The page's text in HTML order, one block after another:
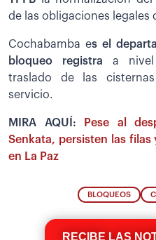
de las obligaciones legales
Cochabamba es el
bloqueo registra a nivel
traslado de las
servicio.
MIRA AQUÍ:
Pese al
Senkata, persisten las
en La Paz
BLOQUEOS
RECIBE LAS